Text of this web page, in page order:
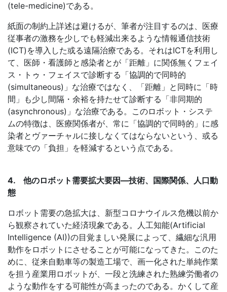
(tele-medicine)である。
紙面の制約上詳述は避けるが、筆者が注目するのは、医療
従事者の激務を少しでも軽減出来るような情報通信技術
(ICT) を導入した或る遠隔治療である。それはICTを利用し
て、医師・看護師と感染者とが「距離」に関係無くフェイ
ス・トゥ・フェイスで診断する「協調的で同時的
(simultaneous) 」な治療ではなく、「距離」と同時に「時
間」も少し間隔・余裕を持たせて診断する「非同期的
(asynchronous) 」な治療である。このロボット・システ
ムの特徴は、医療関係者が、常に「協調的で同時的」に感
染者とヴァーチャルに接しなくてはならないという、或る
意味での「負担」を軽減するという点である。
4. 他のロボット需要拡大要因—技術、国際関係、人口動
態
ロボット需要の急拡大は、新型コロナウイルス危機以前か
ら観察されていた経済現象である。人工知能(Artificial
Intelligence (AI))の目覚ましい発展によって、繊細な汎用
動作をロボットにさせることが可能になってきた。このた
めに、従来自動車等の製造工場で、画一化された単純作業
を担う産業用ロボットが、一段と洗練された熟練労働者の
ような動作をする可能性が高まったのである。かくして産